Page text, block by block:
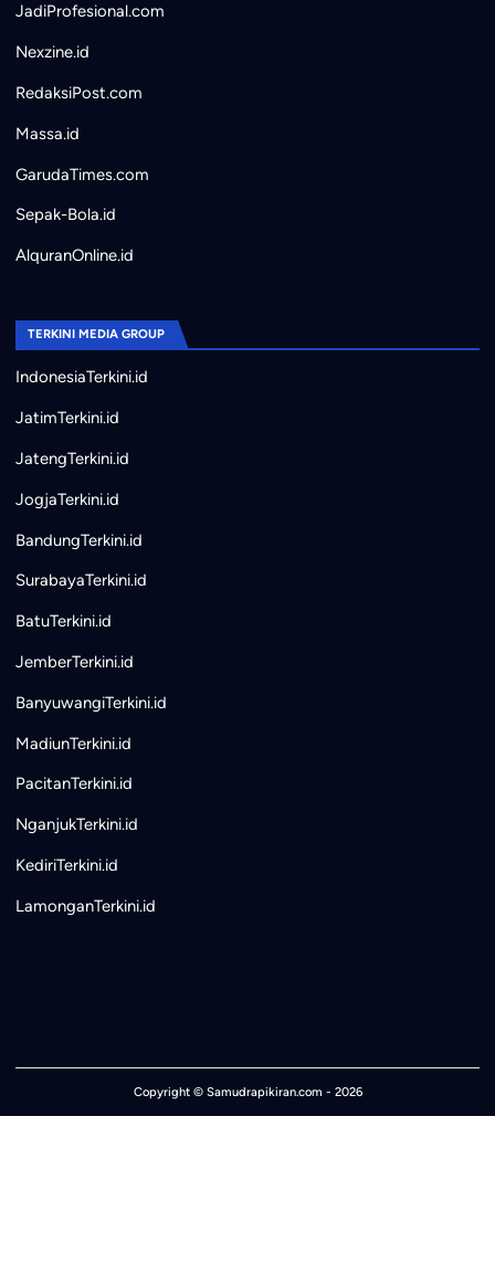
JadiProfesional.com
Nexzine.id
RedaksiPost.com
Massa.id
GarudaTimes.com
Sepak-Bola.id
AlquranOnline.id
TERKINI MEDIA GROUP
IndonesiaTerkini.id
JatimTerkini.id
JatengTerkini.id
JogjaTerkini.id
BandungTerkini.id
SurabayaTerkini.id
BatuTerkini.id
JemberTerkini.id
BanyuwangiTerkini.id
MadiunTerkini.id
PacitanTerkini.id
NganjukTerkini.id
KediriTerkini.id
LamonganTerkini.id
Copyright © Samudrapikiran.com - 2026